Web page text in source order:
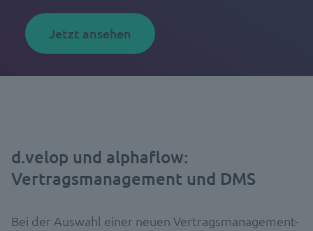
Jetzt ansehen
d.velop und alphaflow:
Vertragsmanagement und DMS
Bei der Auswahl einer neuen Vertragsmanagement-